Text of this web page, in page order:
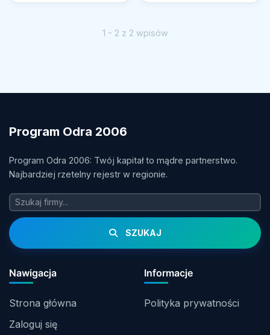
1 - 2 z 2 wpisów
Program Odra 2006
Program Odra 2006: Twój kapitał to mądre partnerstwo.
Najbardziej rzetelny rejestr w regionie.
SZUKAJ
Nawigacja
Strona główna
Zaloguj się
Informacje
Polityka prywatności